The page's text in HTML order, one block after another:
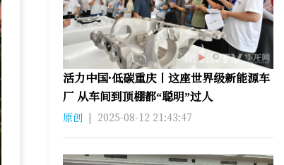
活力中国·低碳重庆丨这座世界级新能源车
厂 从车间到顶棚都“聪明”过人
原创 | 2025-08-12 21:43:47